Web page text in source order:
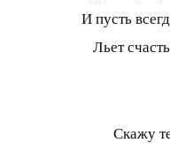
И пусть
Льет
Скажу